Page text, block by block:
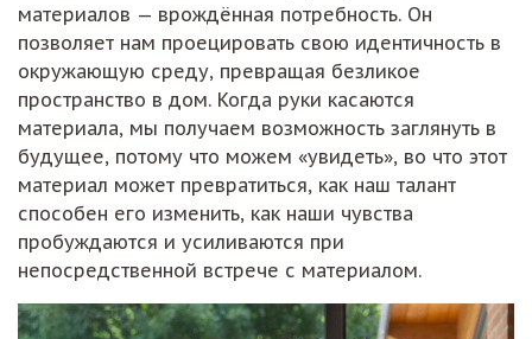
материалов — врождённая потребность. Он
позволяет нам проецировать свою идентичность в
окружающую среду, превращая безликое
пространство в дом. Когда руки касаются
материала, мы получаем возможность заглянуть в
будущее, потому что можем «увидеть», во что этот
материал может превратиться, как наш талант
способен его изменить, как наши чувства
пробуждаются и усиливаются при
непосредственной встрече с материалом.